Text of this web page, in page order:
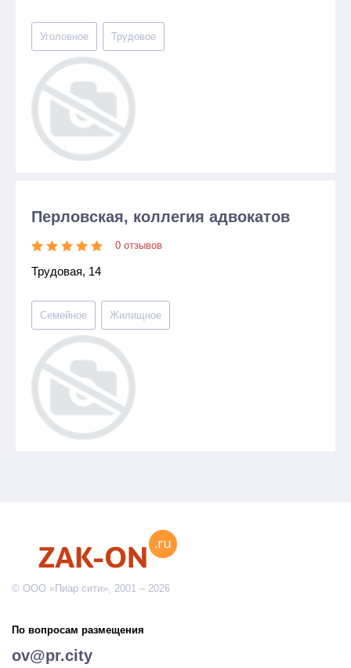
Уголовное Трудовое
Перловская, коллегия адвокатов
0 отзывов
Трудовая, 14
Семейное Жилищное
© ООО «Пиар сити», 2001 – 2026
По вопросам размещения
ov@pr.city